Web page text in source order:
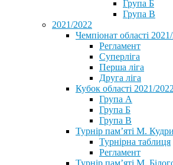
Група Б
Група В
2021/2022
Чемпіонат області
Регламент
Суперліга
Перша ліга
Друга ліга
Кубок області 2021/2022
Група А
Група Б
Група В
Турнір пам’яті М.
Турнірна таблиця
Регламент
Турнір пам’яті М.